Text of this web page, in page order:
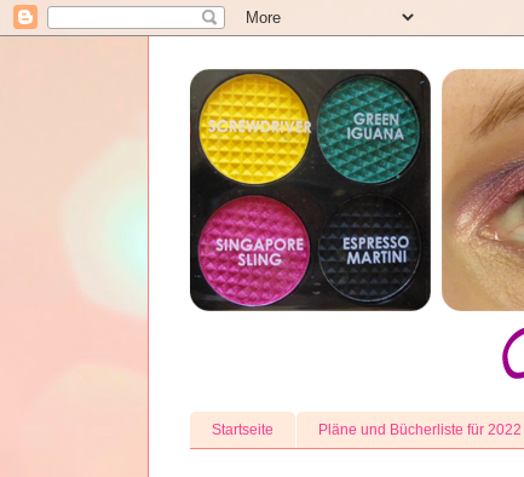
Startseite Pläne und Bücherliste für 2022